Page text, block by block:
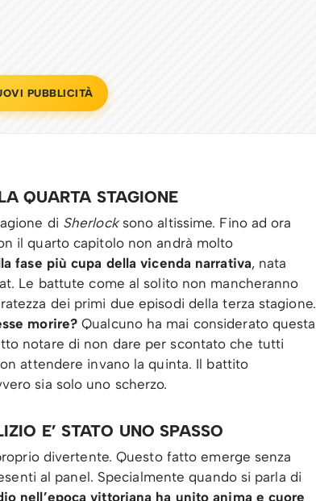
PUBBLICITÀ
QUARTA STAGIONE
di Sherlocksono altissime. Fino ad ora
il quarto capitolo non andrà molto
fase più cupa della vicenda narrativa, nata
Le battute come al solito non mancheranno
dei primi due episodi della terza stagione.
morire? Qualcuno ha mai considerato questa
notare di non dare per scontato che tutti
attendere invano la quinta. Il battito
sia solo uno scherzo.
E’ STATO UNO SPASSO
divertente. Questo fatto emerge senza
al panel. Specialmente quando si parla di
nell’epoca vittoriana ha unito anima e cuore